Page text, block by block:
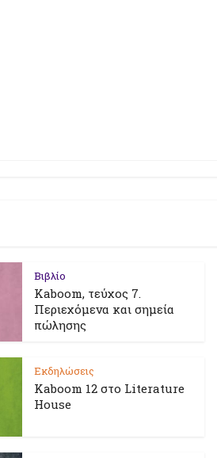
Βιβλίο
Kaboom, τεύχος 7.
Περιεχόμενα και σημεία
πώλησης
Εκδηλώσεις
Kaboom 12 στο Literature
House